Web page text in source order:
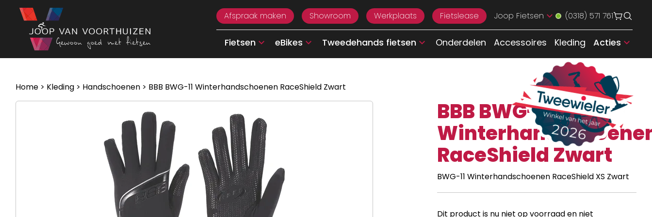
Ga naar de inhoud
Afspraak maken
Showroom Werkplaats Fietslease Joop Fietsen (0318) 571 761
Fietsen eBikes Tweedehands fietsen Onderdelen Accessoires Kleding Acties
Home > Kleding > Handschoenen > BBB BWG-11 Winterhandschoenen RaceShield Zwart
BBB BWG-11
RaceShield Zwart
BWG-11 Winterhandschoenen RaceShield XS Zwart
Dit product is nu niet op voorraad en niet